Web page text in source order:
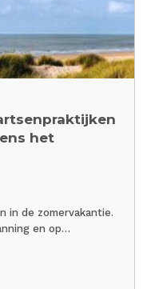
het
in de zomervakantie.
en op…